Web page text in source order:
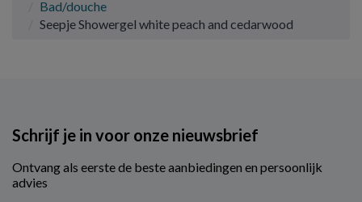
Bad/douche
Seepje Showergel white peach and cedarwood
Schrijf je in voor onze nieuwsbrief
Ontvang als eerste de beste aanbiedingen en persoonlijk
advies